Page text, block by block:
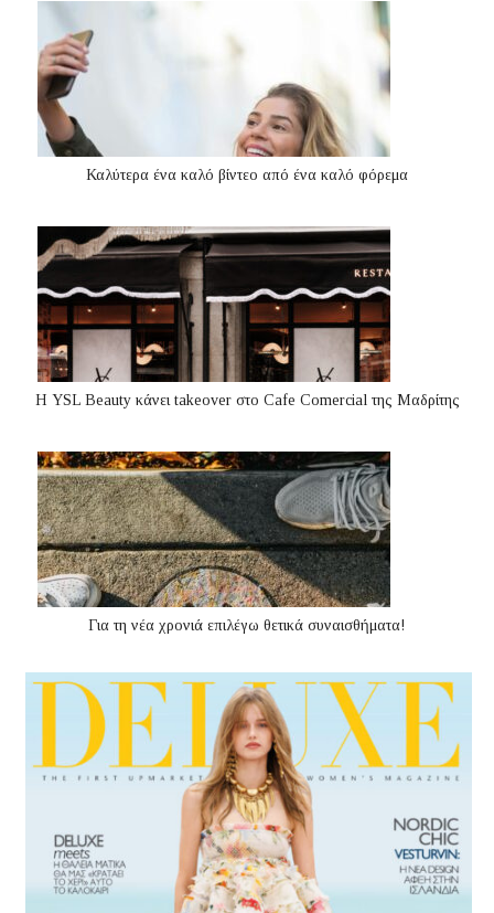
Καλύτερα ένα καλό βίντεο από ένα καλό φόρεμα
Η YSL Beauty κάνει takeover στο Cafe Comercial της Μαδρίτης
Για τη νέα χρονιά επιλέγω θετικά συναισθήματα!